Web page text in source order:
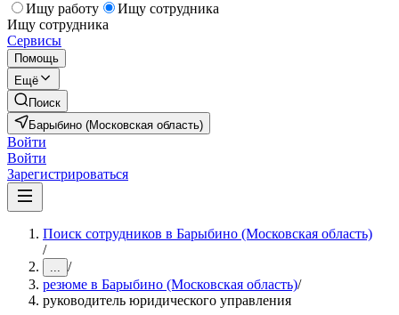
Ищу работу
Ищу сотрудника
Ищу сотрудника
Сервисы
Помощь
Ещё
Поиск
Барыбино (Московская область)
Войти
Войти
Зарегистрироваться
Поиск сотрудников в Барыбино (Московская область)
/
... /
резюме в Барыбино (Московская область)/
руководитель юридического управления